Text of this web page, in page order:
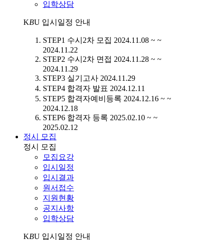
입학상담
KBU 입시일정 안내
STEP1 수시2차 모집 2024.11.08 ~ ~
2024.11.22
STEP2 수시2차 면접 2024.11.28 ~ ~
2024.11.29
STEP3 실기고사 2024.11.29
STEP4 합격자 발표 2024.12.11
STEP5 합격자예비등록 2024.12.16 ~ ~
2024.12.18
STEP6 합격자 등록 2025.02.10 ~ ~
2025.02.12
정시 모집
정시 모집
모집요강
입시일정
입시결과
원서접수
지원현황
공지사항
입학상담
KBU 입시일정 안내